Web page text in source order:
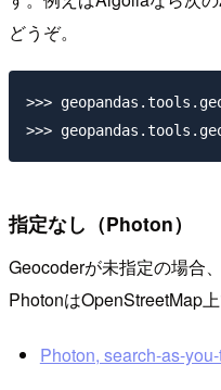
どうぞ。
>>>
指定なし（Photon）
Geocoderが未指定の場合
PhotonはOpenStreetMap
Photon, search-as-